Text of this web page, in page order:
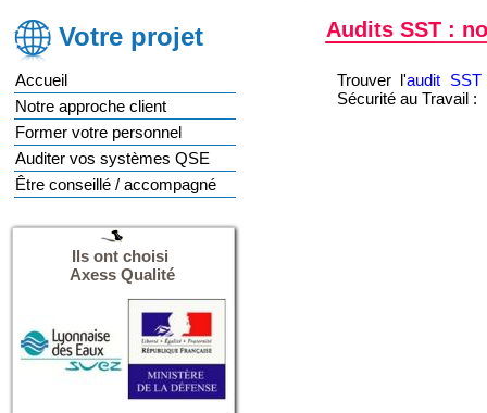
Audits SST :
Trouver l'audit
Sécurité au Travail :
Votre projet
Accueil
Notre approche client
Former votre personnel
Auditer vos systèmes QSE
Être conseillé / accompagné
Ils ont choisi
Axess Qualité